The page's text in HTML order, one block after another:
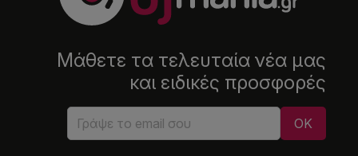
Μάθετε τα τελευταία νέα μας
και ειδικές προσφορές